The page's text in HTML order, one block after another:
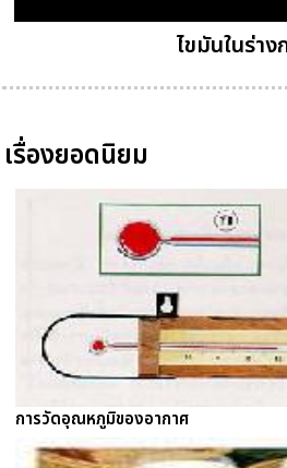
ไขมันในร่าง
เรื่องยอดนิยม
การวัดอุณหภูมิของอากาศ